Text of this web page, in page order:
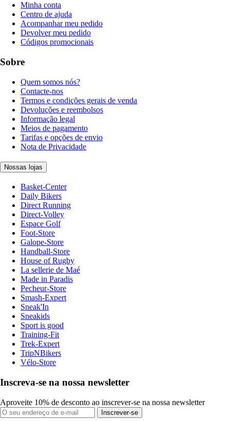
Minha conta
Centro de ajuda
Acompanhar meu pedido
Devolver meu pedido
Códigos promocionais
Sobre
Quem somos nós?
Contacte-nos
Termos e condições gerais de venda
Devoluções e reembolsos
Informação legal
Meios de pagamento
Tarifas e opções de envio
Nota de Privacidade
Nossas lojas
Basket-Center
Daily Bikers
Direct Running
Direct-Volley
Espace Golf
Foot-Store
Galope-Store
Handball-Store
House of Rugby
La sellerie de Maé
Made in Paradis
Pecheur-Store
Smash-Expert
Sneak'In
Sneakids
Sport is good
Training-Fit
Trek-Expert
TripNBikers
Vélo-Store
Inscreva-se na nossa newsletter
Aproveite 10% de desconto ao inscrever-se na nossa newsletter
Inscrever-se